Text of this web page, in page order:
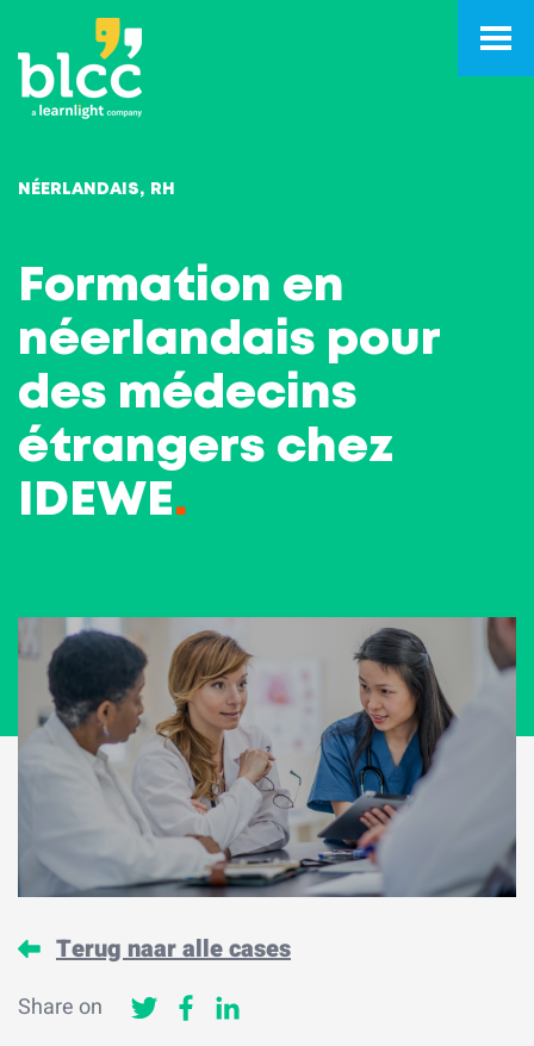
NÉERLANDAIS RH
Formation en
néerlandais pour
des médecins
étrangers chez
IDEWE.
Terug naar alle cases
Share on